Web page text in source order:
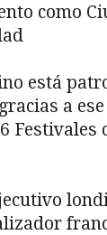
como
está
a
Festivales